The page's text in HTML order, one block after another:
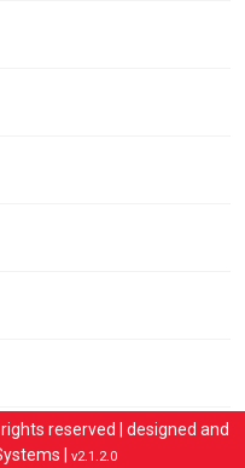
reserved | designed and
v2.1.2.0